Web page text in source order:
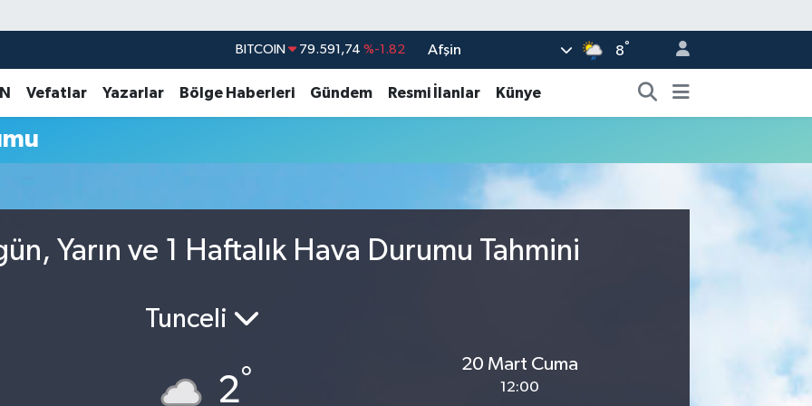
BITCOIN 79.591,74 %-1.82
EURO 53,38690 %0.19
BİST100 14.598,00 %0
Afşin 8°
Vefatlar Yazarlar Bölge Haberleri Gündem Resmi İlanlar Künye
Yarın ve 1 Haftalık Hava Durumu Tahmini
Tunceli
2°
20 Mart Cuma
12:00